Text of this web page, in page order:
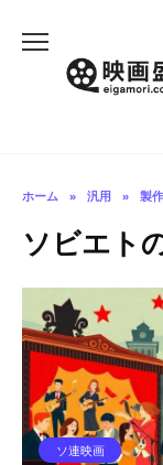
ホーム » 汎用 » 製
ソビエト
ソ連映画